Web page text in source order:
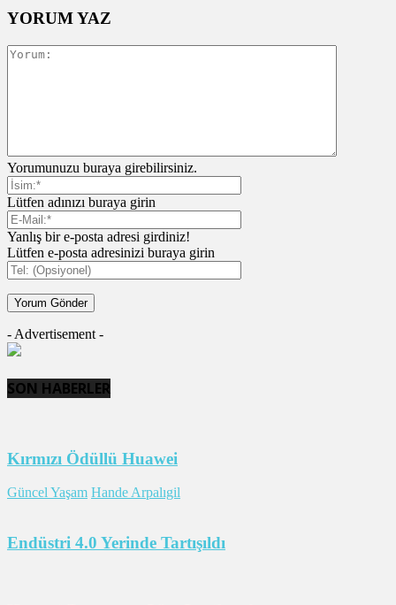
YORUM YAZ
Yorumunuzu buraya girebilirsiniz.
Lütfen adınızı buraya girin
Yanlış bir e-posta adresi girdiniz!
Lütfen e-posta adresinizi buraya girin
- Advertisement -
SON HABERLER
Kırmızı Ödüllü Huawei
Güncel Yaşam Hande Arpalıgil
Endüstri 4.0 Yerinde Tartışıldı